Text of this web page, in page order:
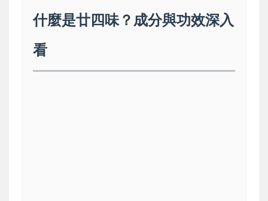
什麼是廿四味？成分與功效深入
看